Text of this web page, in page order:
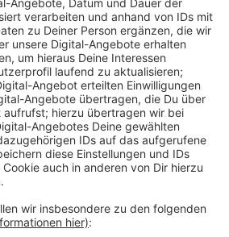
der Lehrerverband: Dass die
die Abschlussklassen eine
in voller
zieht, sei schockierend.
könnten bei 30 Schülern
werden, so der Verband. Mit
– Testmöglichkeiten für Lehrer,
eine Erhöhung der Impfpriorität
aber sehr zufrieden.